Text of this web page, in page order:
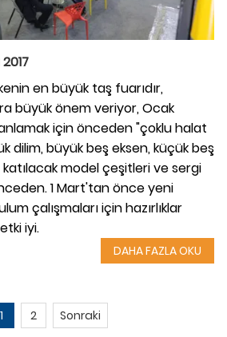
en büyük taş fuarıdır,
büyük önem veriyor, Ocak
için önceden "çoklu halat
dilim, büyük beş eksen, küçük beş
model çeşitleri ve sergi
1 Mart'tan önce yeni
çalışmaları için hazırlıklar
iyi.
DAHA FAZLA OKU
1 2 Sonraki